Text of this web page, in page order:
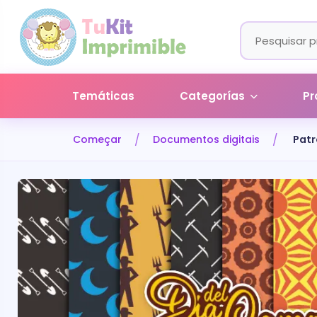
Temáticas Categorías
Começar Documentos digitais